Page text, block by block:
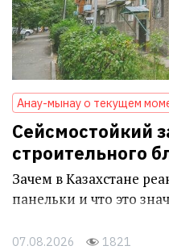
Анау-мынау о текущем
Сейсмостойкий
строительного
Зачем в Казахстане
панельки и что это
07.08.2026 1821